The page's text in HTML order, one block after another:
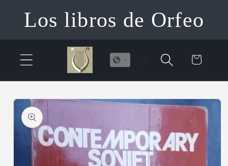
directamente
al contenido
Los libros de Orfeo
Carrito
directamente
a la
información
del producto